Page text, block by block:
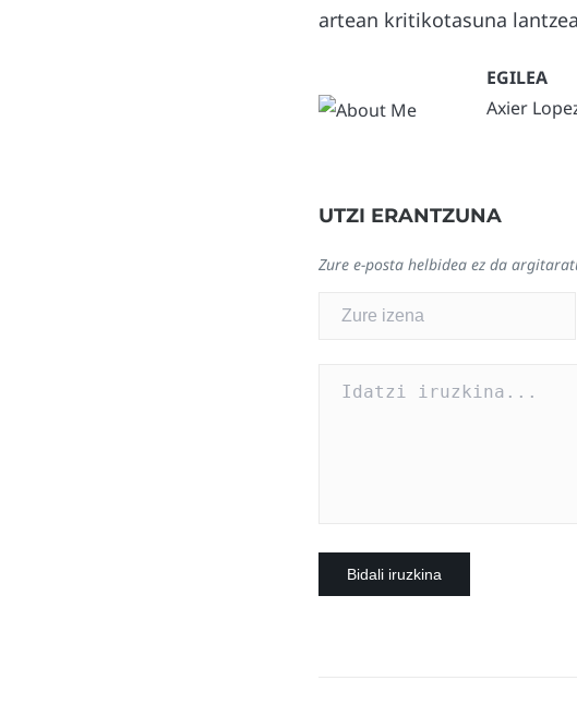
artean kritikotasuna
Axier
UTZI ERANTZUNA
Zure e-posta helbidea ez da